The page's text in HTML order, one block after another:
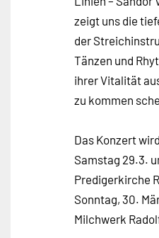
zeigt uns die
der
Tänzen und
ihrer Vitalität
zu kommen
Das Konzert
Samstag 29.3.
Predigerkirche
Sonntag, 30.
Milchwerk